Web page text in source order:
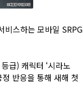
스하는 모바일 SRPG
급) 캐릭터 ‘시라노
반응을 통해 새해 첫